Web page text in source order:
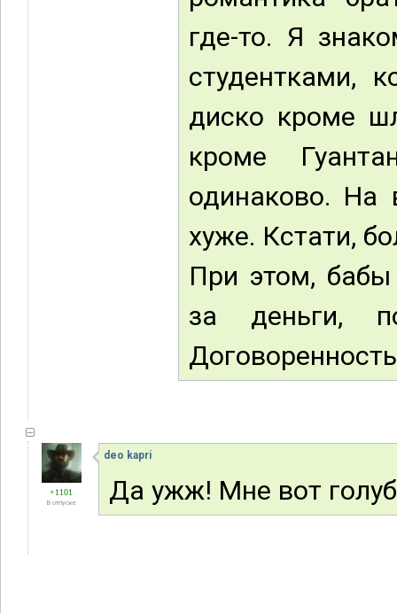
где-то. Я
студентками,
диско кроме
кроме
одинаково. На
хуже. Кстати,
При этом, бабы
за деньги,
+1101
В отпуске
deo kapri
Да ужж! Мне вот